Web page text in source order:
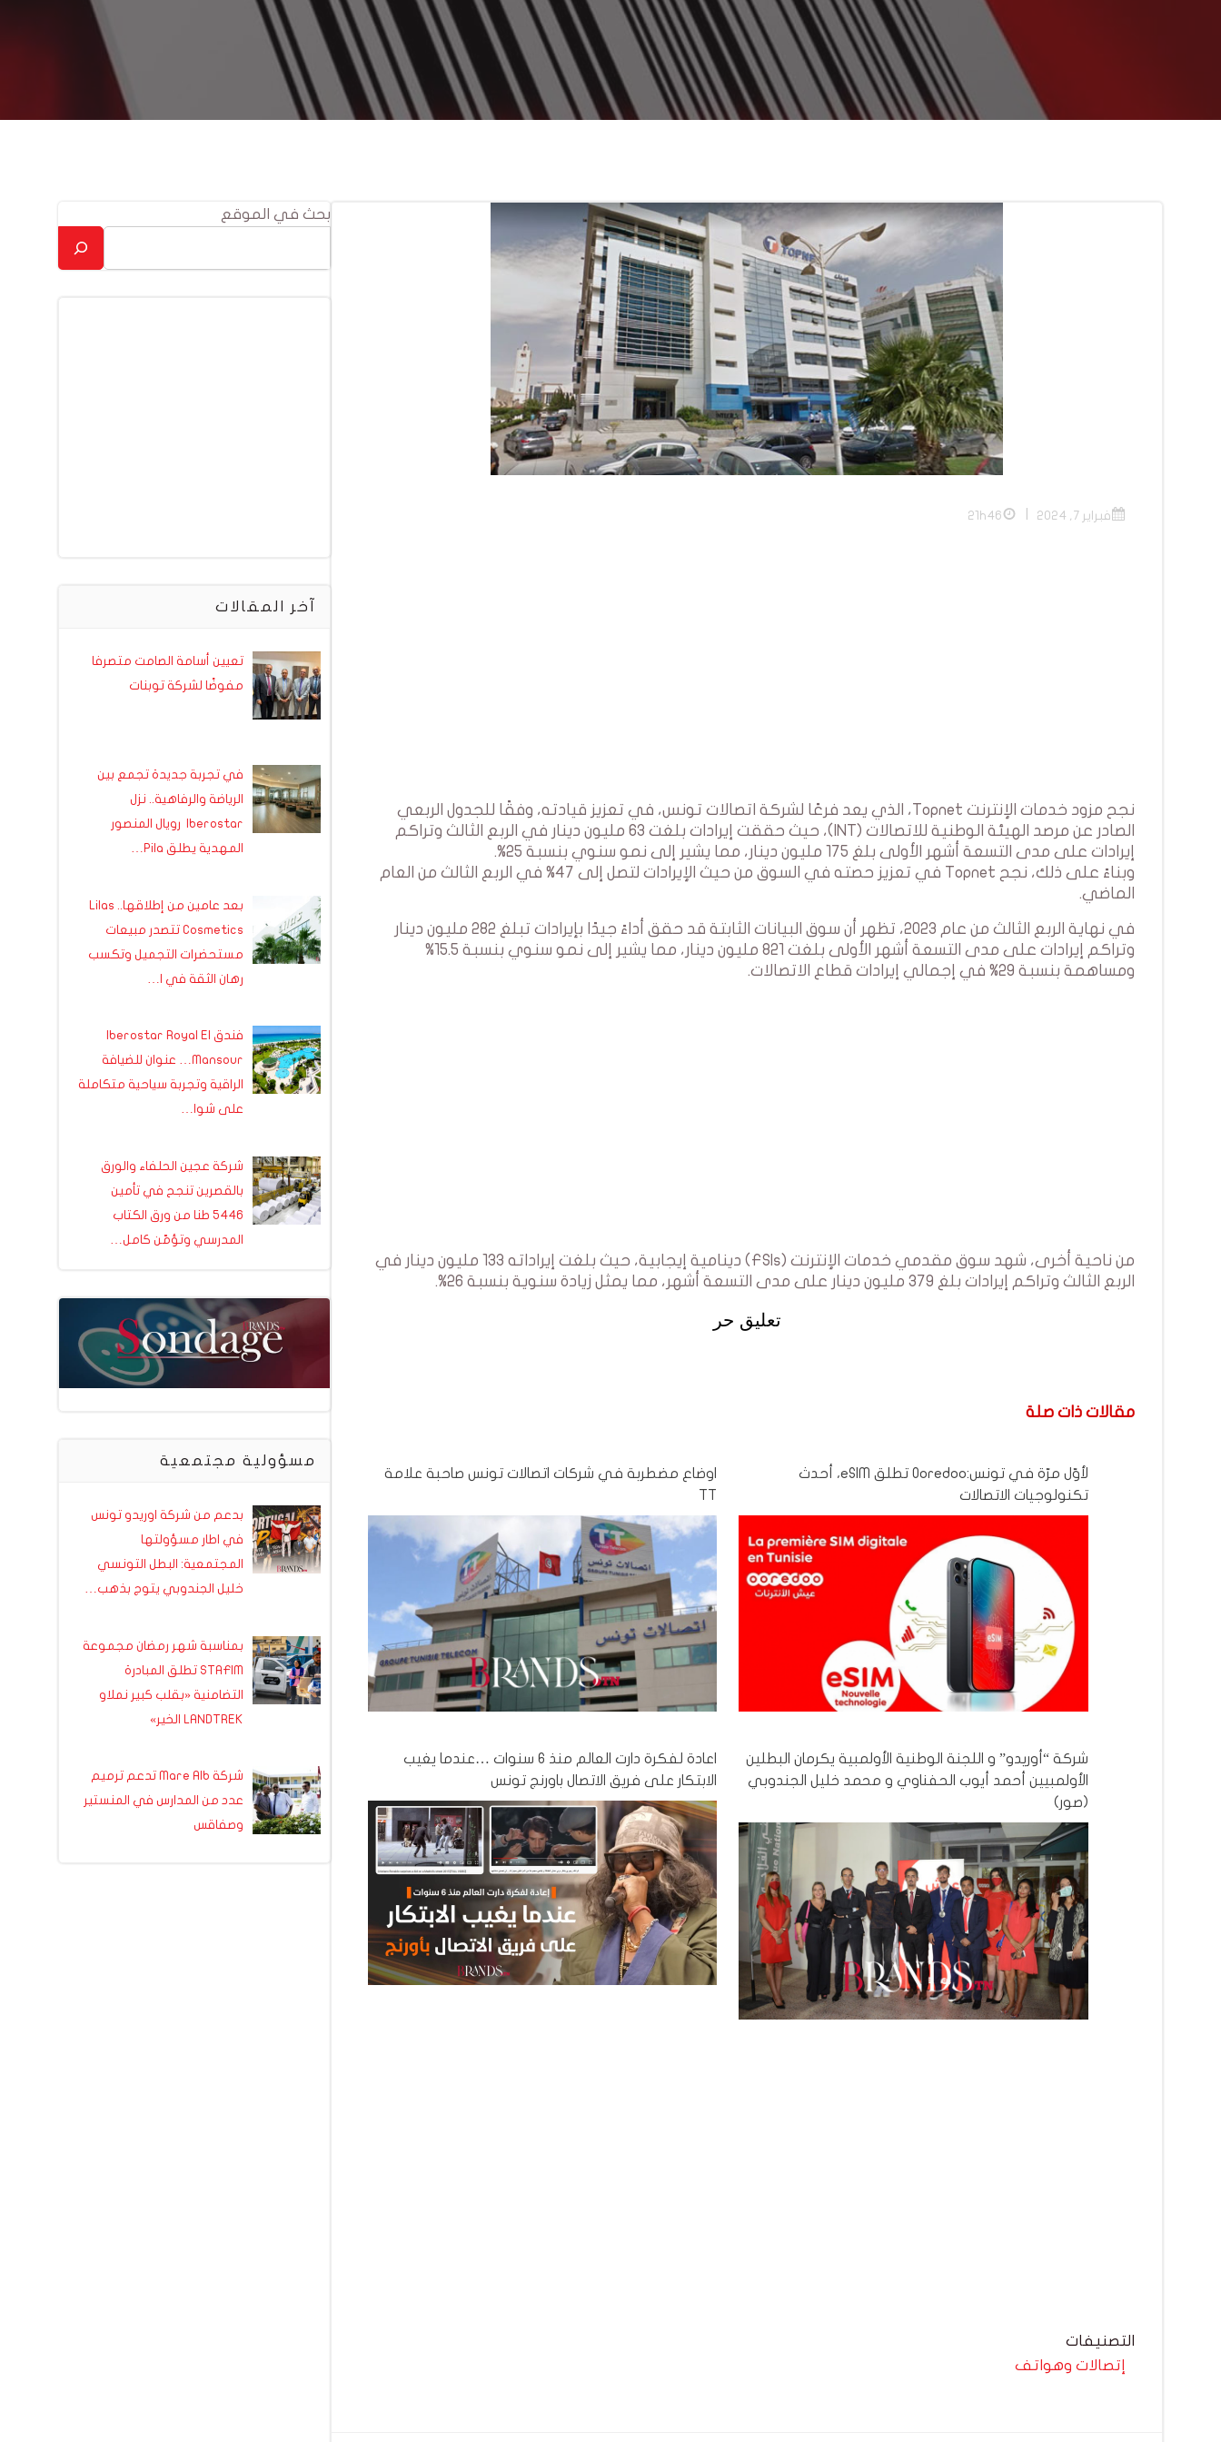
فبراير 7, 2024 21h46
نجح مزود خدمات الإنترنت Topnet، الذي يعد فرعًا لشركة اتصالات تونس، في تعزيز قيادته، وفقًا للجدول الربعي
الصادر عن مرصد الهيئة الوطنية للاتصالات (INT)، حيث حققت إيرادات بلغت 63 مليون دينار في الربع الثالث وتراكم
إيرادات على مدى التسعة أشهر الأولى بلغ 175 مليون دينار، مما يشير إلى نمو سنوي بنسبة 25%.
وبناءً على ذلك، نجح Topnet في تعزيز حصته في السوق من حيث الإيرادات لتصل إلى 47% في الربع الثالث من العام
الماضي.
في نهاية الربع الثالث من عام 2023، تظهر أن سوق البيانات الثابتة قد حقق أداءً جيدًا بإيرادات تبلغ 282 مليون دينار
وتراكم إيرادات على مدى التسعة أشهر الأولى بلغت 821 مليون دينار، مما يشير إلى نمو سنوي بنسبة 15.5%
ومساهمة بنسبة 29% في إجمالي إيرادات قطاع الاتصالات.
من ناحية أخرى، شهد سوق مقدمي خدمات الإنترنت (FSIs) دينامية إيجابية، حيث بلغت إيراداته 133 مليون دينار في
الربع الثالث وتراكم إيرادات بلغ 379 مليون دينار على مدى التسعة أشهر، مما يمثل زيادة سنوية بنسبة 26%.
تعليق حر
مقالات ذات صلة
لأوّل مرّة في تونس:Ooredoo تطلق eSIM، أحدث
تكنولوجيات الاتصالات
اوضاع مضطربة في شركات اتصالات تونس صاحبة علامة
TT
شركة “أوريدو” و اللجنة الوطنية الأولمبية يكرمان البطلين
الأولمبيين أحمد أيوب الحفناوي و محمد خليل الجندوبي
(صور)
اعادة لفكرة دارت العالم منذ 6 سنوات …عندما يغيب
الابتكار على فريق الاتصال باورنج تونس
التصنيفات
إتصالات وهواتف
بحث في الموقع
آخر المقالات
تعيين أسامة الصامت متصرفا
مفوضًا لشركة توبنات
في تجربة جديدة تجمع بين
الرياضة والرفاهية.. نزل
Iberostar رويال المنصور
المهدية يطلق Pila…
بعد عامين من إطلاقها.. Lilas
Cosmetics تتصدر مبيعات
مستحضرات التجميل وتكسب
رهان الثقة في ا…
فندق Iberostar Royal El
Mansour… عنوان للضيافة
الراقية وتجربة سياحية متكاملة
على شوا…
شركة عجين الحلفاء والورق
بالقصرين تنجح في تأمين
5446 طنا من ورق الكتاب
المدرسي وتؤمّن كامل…
مسؤولية مجتمعية
بدعم من شركة اوريدو تونس
في اطار مسؤولتها
المجتمعية: البطل التونسي
خليل الجندوبي يتوج بذهب…
بمناسبة شهر رمضان مجموعة
STAFIM تطلق المبادرة
التضامنية «بقلب كبير نملاو
LANDTREK الخير»
شركة Mare Alb تدعم ترميم
عدد من المدارس في المنستير
وصفاقس